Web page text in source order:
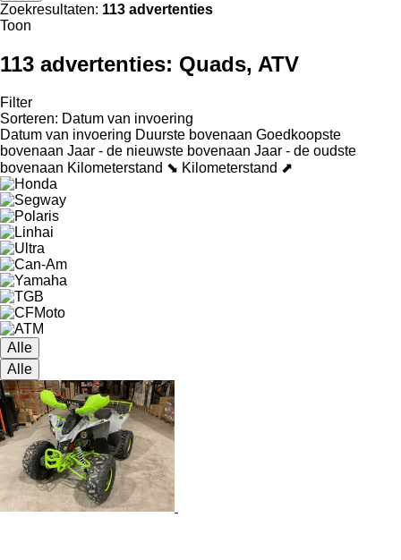
Zoekresultaten: 113 advertenties
Toon
113 advertenties: Quads, ATV
Filter
Sorteren: Datum van invoering
Datum van invoering Duurste bovenaan Goedkoopste
bovenaan Jaar - de nieuwste bovenaan Jaar - de oudste
bovenaan Kilometerstand ⬊ Kilometerstand ⬈
Alle
Alle